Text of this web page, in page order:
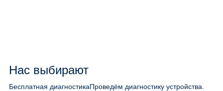
Нас выбирают
Бесплатная диагностикаПроведём диагностику устройства.